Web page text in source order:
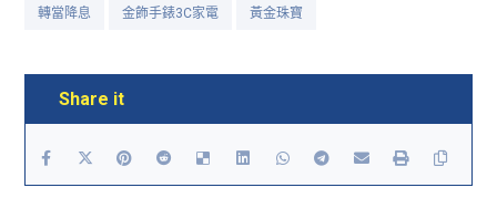
轉當降息 金飾手錶3C家電 黃金珠寶